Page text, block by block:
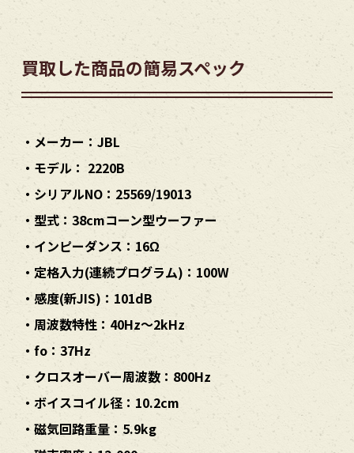
買取した商品の簡易スペック
・メーカー：JBL
・モデル： 2220B
・シリアルNO：25569/19013
・型式：38cmコーン型ウーファー
・インピーダンス：16Ω
・定格入力(連続プログラム)：100W
・感度(新JIS)：101dB
・周波数特性：40Hz～2kHz
・fo：37Hz
・クロスオーバー周波数：800Hz
・ボイスコイル径：10.2cm
・磁気回路重量：5.9kg